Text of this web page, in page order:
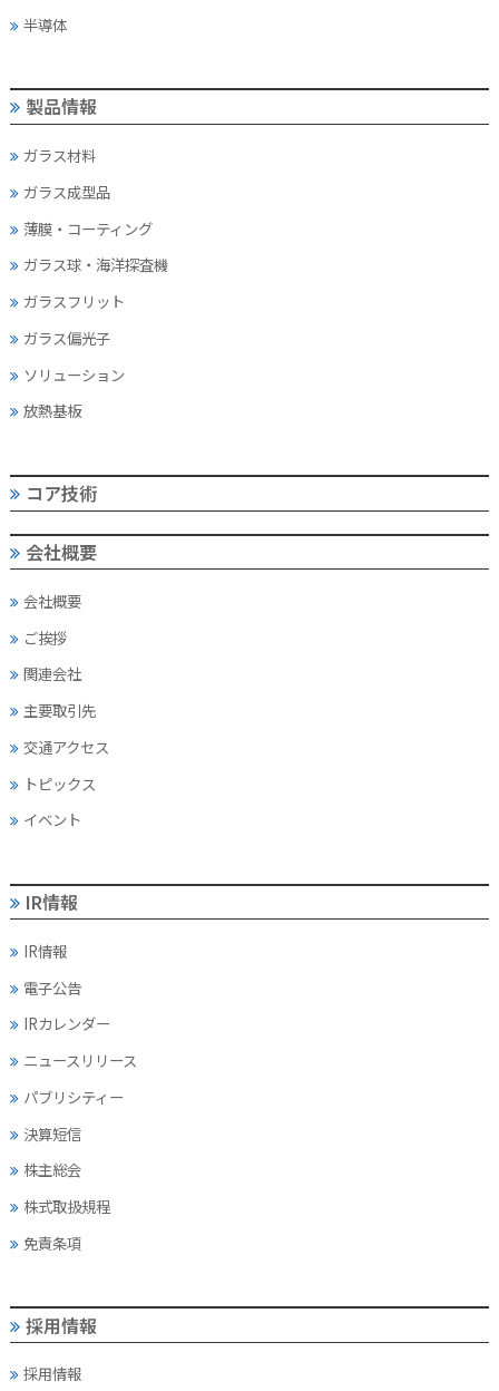
半導体
製品情報
ガラス材料
ガラス成型品
薄膜・コーティング
ガラス球・海洋探査機
ガラスフリット
ガラス偏光子
ソリューション
放熱基板
コア技術
会社概要
会社概要
ご挨拶
関連会社
主要取引先
交通アクセス
トピックス
イベント
IR情報
IR情報
電子公告
IRカレンダー
ニュースリリース
パブリシティー
決算短信
株主総会
株式取扱規程
免責条項
採用情報
採用情報